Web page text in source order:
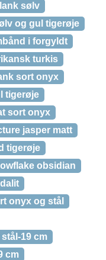
sølv
og gul tigerøje
i forgyldt
turkis
sort onyx
tigerøje
sort onyx
jasper matt
tigerøje
obsidian
onyx og stål
19 cm
cm